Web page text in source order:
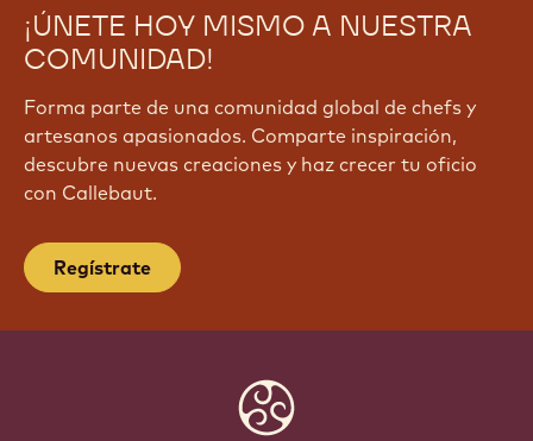
¡ÚNETE HOY MISMO A NUESTRA
COMUNIDAD!
Forma parte de una comunidad global de chefs y
artesanos apasionados. Comparte inspiración,
descubre nuevas creaciones y haz crecer tu oficio
con Callebaut.
Regístrate